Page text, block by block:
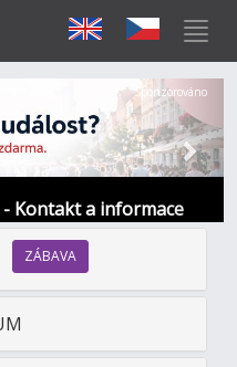
- Kontakt a informace
Další
Sponzorováno
ZÁBAVA